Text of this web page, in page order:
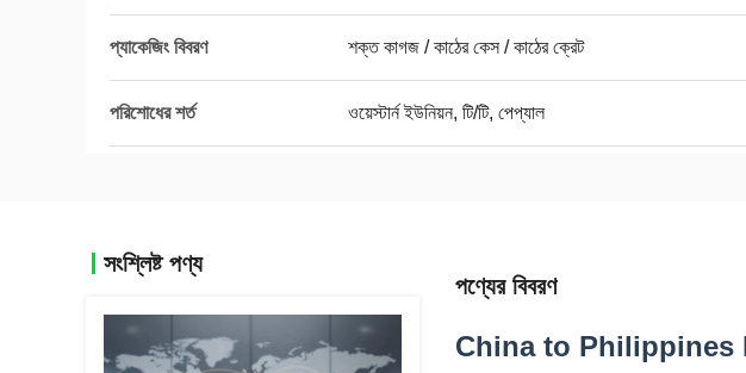
প্যাকেজিং বিবরণ শক্ত কাগজ / কাঠের কেস / কাঠের ক্রেট
পরিশোধের শর্ত ওয়েস্টার্ন ইউনিয়ন, টি/টি, পেপ্যাল
সংশ্লিষ্ট পণ্য
পণ্যের বিবরণ
China to Philippines